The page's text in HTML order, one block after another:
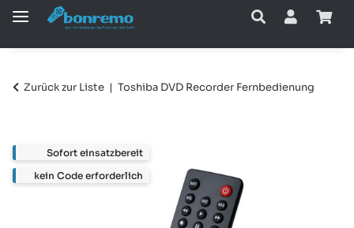
Zurück zur Liste Toshiba DVD Recorder Fernbedienung